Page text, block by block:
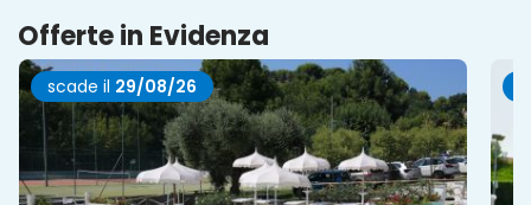
Offerte in Evidenza
scade il 22/08/26